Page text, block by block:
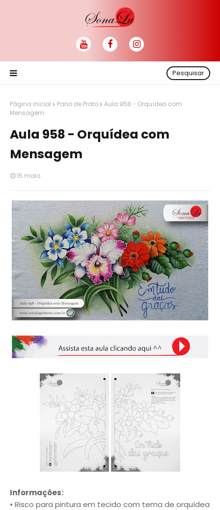
Pesquisar
Página inicial Pano de Prato
Aula 958 - Orquídea com
Mensagem
Aula 958 - Orquídea com
Mensagem
15 maio
Informações:
• Risco para pintura em tecido com tema de orquídea